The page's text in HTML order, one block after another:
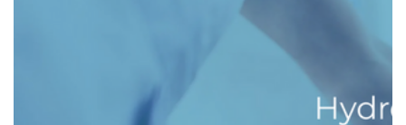
hydroinstal24h.com